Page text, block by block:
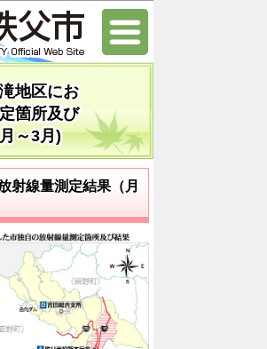
地区にお
箇所及び
～3月)
射線量測定結果（月